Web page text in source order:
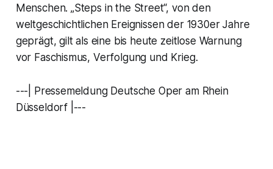
Menschen. „Steps in the Street“, von den
weltgeschichtlichen Ereignissen der 1930er Jahre
geprägt, gilt als eine bis heute zeitlose Warnung
vor Faschismus, Verfolgung und Krieg.
---| Pressemeldung Deutsche Oper am Rhein
Düsseldorf |---